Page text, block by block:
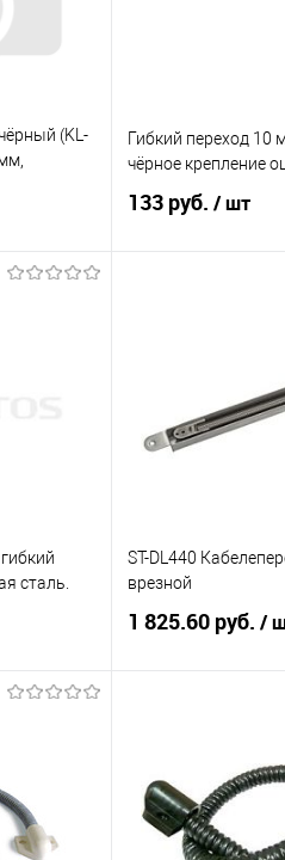
(KL-
Гибкий переход 10
чёрное крепление
133 руб. / шт
В избранное
сталь.
2
ST-DL440
врезной
1 825.60 руб. /
Купить в 1 клик
В избранное